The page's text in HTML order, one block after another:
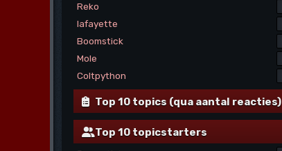
Reko
lafayette
Boomstick
Mole
Coltpython
Top 10 topics (qua aantal reacties)
Top 10 topicstarters